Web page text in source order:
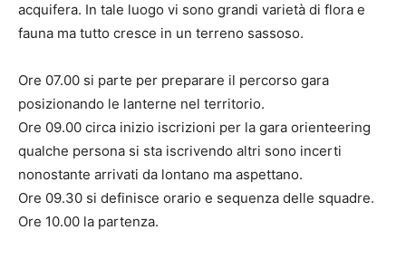
acquifera. In tale luogo vi sono grandi varietà di flora e
fauna ma tutto cresce in un terreno sassoso.
Ore 07.00 si parte per preparare il percorso gara
posizionando le lanterne nel territorio.
Ore 09.00 circa inizio iscrizioni per la gara orienteering
qualche persona si sta iscrivendo altri sono incerti
nonostante arrivati da lontano ma aspettano.
Ore 09.30 si definisce orario e sequenza delle squadre.
Ore 10.00 la partenza.